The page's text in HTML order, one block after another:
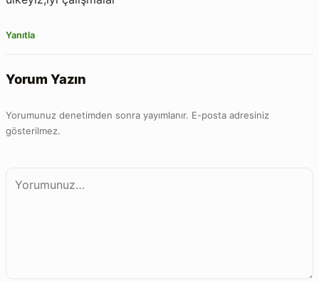
Yanıtla
Yorum Yazın
Yorumunuz denetimden sonra yayımlanır. E-posta adresiniz
gösterilmez.
Yorum